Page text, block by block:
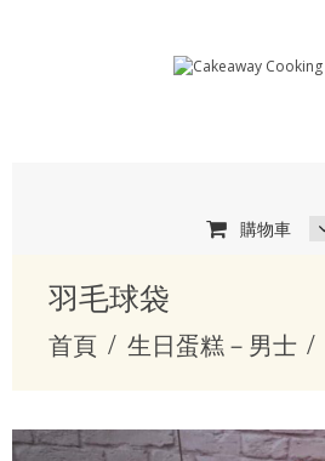
購物車
羽毛球袋
首頁 生日蛋糕－男士